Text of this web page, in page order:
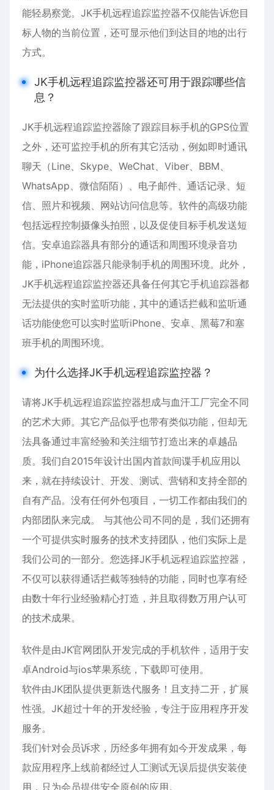
能轻易察觉。JK手机远程追踪监控器不仅能告诉您目
标人物的当前位置，还可显示他们到达目的地的出行
方式。
JK手机远程追踪监控器还可用于跟踪哪些信
息？
JK手机远程追踪监控器除了跟踪目标手机的GPS位置
之外，还可监控手机的所有其它活动，例如即时通讯
聊天（Line、Skype、WeChat、Viber、BBM、
WhatsApp、微信陌陌）、电子邮件、通话记录、短
信、照片和视频、网站访问信息等。软件的高级功能
包括远程控制摄像头拍照，以及促使目标手机发送短
信。 安卓追踪器具有部分的通话和周围环境录音功
能，iPhone追踪器只能录制手机的周围环境。此外，
JK手机远程追踪监控器还具备任何其它手机追踪器都
无法提供的实时监听功能，其中的通话拦截和监听通
话功能使您可以实时监听iPhone、 安卓、黑莓7和塞
班手机的周围环境。
为什么选择JK手机远程追踪监控器？
请将JK手机远程追踪监控器想成与血汗工厂完全不同
的艺术大师。其它产品似乎也带有类似功能，但却无
法具备通过丰富经验和关注细节打造出来的卓越品
质。我们自2015年设计出国内首款间谍手机应用以
来，就在持续设计、开发、测试、营销和支持全部的
自有产品。没有任何外包项目，一切工作都由我们的
内部团队来完成。 与其他公司不同的是，我们还拥有
一个可提供实时服务的技术支持团队，他们实际上是
我们公司的一部分。您选择JK手机远程追踪监控器，
不仅可以获得通话拦截等独特的功能，同时也享有经
由数十年行业经验精心打造，并且取得数万用户认可
的技术成果。
软件是由JK官网团队开发完成的手机软件，适用于安
卓Android与ios苹果系统，下载即可使用。
软件由JK团队提供更新迭代服务！且支持二开，扩展
性强。JK超过十年的开发经验，专注于应用程序开发
服务。
我们针对会员诉求，历经多年拥有如今开发成果，每
款应用程序上线前都经过人工测试无误后提供安装使
用，只为会员提供安全原创的应用。